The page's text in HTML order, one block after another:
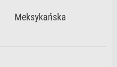
Meksykańska